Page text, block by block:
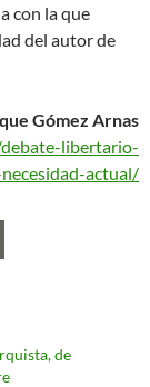
con la que
del autor de
Gómez Arnas
libertario-
actual/
de